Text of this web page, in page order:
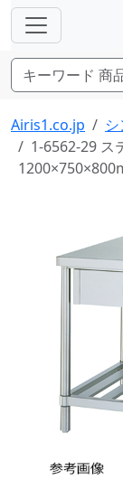
Airis1.co.jp
1-6562-29 ス